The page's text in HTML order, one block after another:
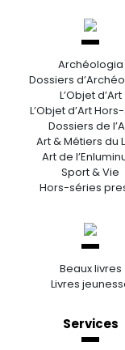
Archéologia
Dossiers
L’Objet d’Art
L’Objet d’Art
Dossiers de
Art & Métiers du
Art de
Sport & Vie
Hors-séries
Beaux livres
Livres
Services